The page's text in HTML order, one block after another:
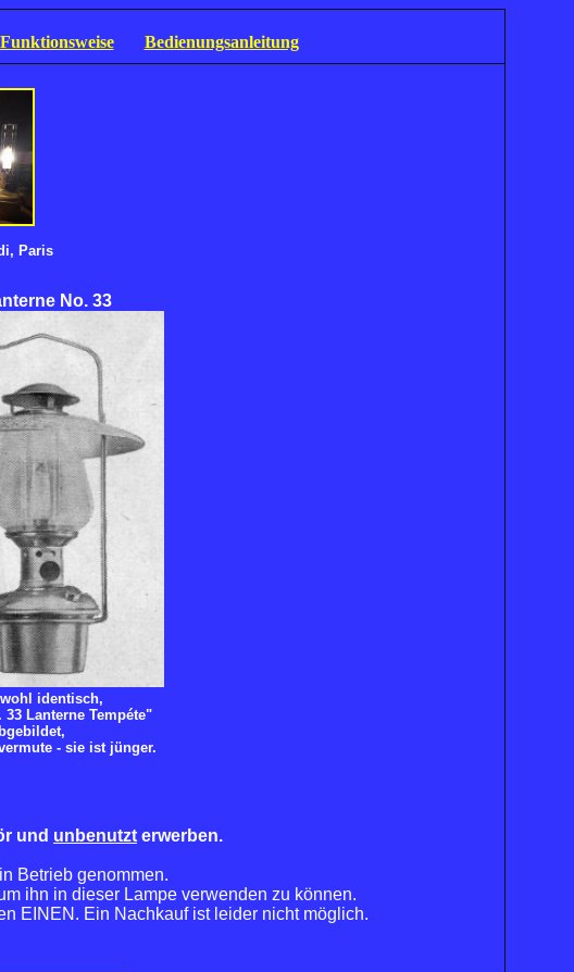
Funktionsweise Bedienungsanleitung
Paris
No. 33
identisch,
Lanterne Tempéte"
- sie ist jünger.
und unbenutzt erwerben.
in Betrieb genommen.
ihn in dieser Lampe verwenden zu können.
EINEN. Ein Nachkauf ist leider nicht möglich.